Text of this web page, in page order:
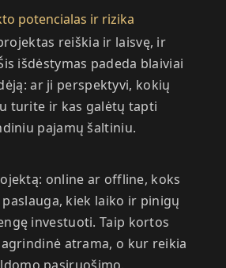
potencialas ir rizika
reiškia ir laisvę, ir
išdėstymas padeda blaiviai
ar ji perspektyvi, kokių
turite ir kas galėtų tapti
pajamų šaltiniu.
online ar offline, koks
kiek laiko ir pinigų
investuoti. Taip kortos
atrama, o kur reikia